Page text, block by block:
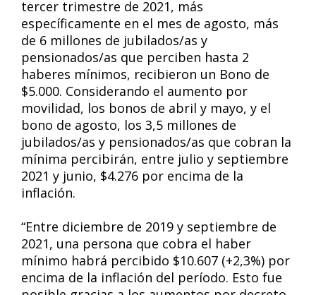
tercer trimestre de 2021, más
específicamente en el mes de agosto, más
de 6 millones de jubilados/as y
pensionados/as que perciben hasta 2
haberes mínimos, recibieron un Bono de
$5.000. Considerando el aumento por
movilidad, los bonos de abril y mayo, y el
bono de agosto, los 3,5 millones de
jubilados/as y pensionados/as que cobran la
mínima percibirán, entre julio y septiembre
2021 y junio, $4.276 por encima de la
inflación.
“Entre diciembre de 2019 y septiembre de
2021, una persona que cobra el haber
mínimo habrá percibido $10.607 (+2,3%) por
encima de la inflación del período. Esto fue